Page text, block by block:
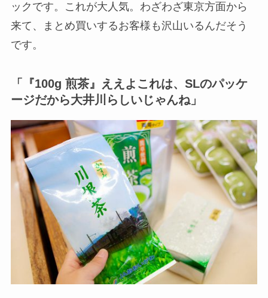
ックです。これが大人気。わざわざ東京方面から
来て、まとめ買いするお客様も沢山いるんだそう
です。
「『100g 煎茶』ええよこれは、SLのパッケ
ージだから大井川らしいじゃんね」